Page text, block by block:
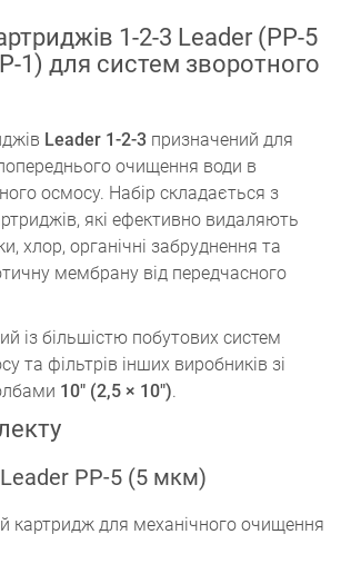
1-2-3 Leader (PP-5
1) для систем зворотного
Leader 1-2-3 призначений для
очищення води в
осмосу. Набір складається з
які ефективно видаляють
хлор, органічні забруднення та
мембрану від передчасного
із більшістю побутових систем
та фільтрів інших виробників зі
10" (2,5 × 10").
PP-5 (5 мкм)
картридж для механічного очищення